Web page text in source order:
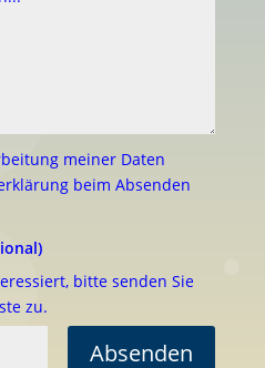
meiner Daten
beim Absenden
bitte senden Sie
zu.
Absenden